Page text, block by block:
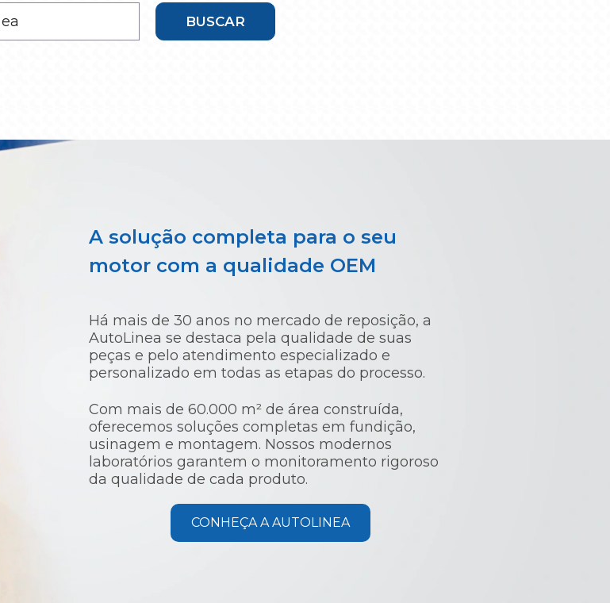
A solução completa para o seu
motor com a qualidade OEM
Há mais de 30 anos no mercado de reposição, a
AutoLinea se destaca pela qualidade de suas
peças e pelo atendimento especializado e
personalizado em todas as etapas do processo.
Com mais de 60.000 m² de área construída,
oferecemos soluções completas em fundição,
usinagem e montagem. Nossos modernos
laboratórios garantem o monitoramento rigoroso
da qualidade de cada produto.
CONHEÇA A AUTOLINEA